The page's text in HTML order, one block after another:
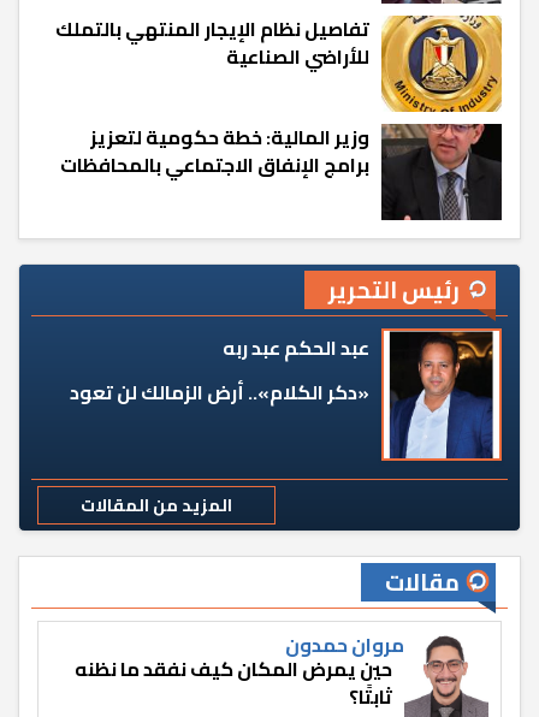
تفاصيل نظام الإيجار المنتهي بالتملك
للأراضي الصناعية
وزير المالية: خطة حكومية لتعزيز
برامج الإنفاق الاجتماعي بالمحافظات
رئيس التحرير
عبد الحكم عبد ربه
«دكر الكلام».. أرض الزمالك لن تعود
المزيد من المقالات
مقالات
مروان حمدون
حين يمرض المكان كيف نفقد ما نظنه
ثابتًا؟